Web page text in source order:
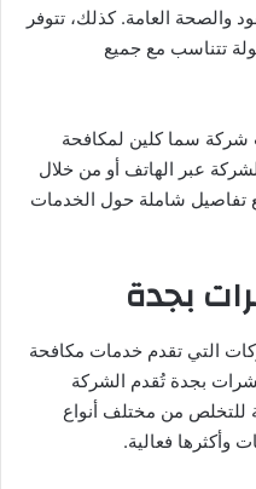
والصحة العامة. كذلك، تتوفر
تتناسب مع جميع
سما كلين لمكافحة
عبر الهاتف أو من خلال
تفاصيل شاملة حول الخدمات
بجدة
التي تقدم خدمات مكافحة
بجدة تُقدم الشركة
للتخلص من مختلف أنواع
وأكثرها فعالية.